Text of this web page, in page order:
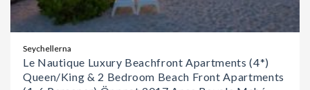
Seychellerna
Le Nautique Luxury Beachfront Apartments (4*)
Queen/King & 2 Bedroom Beach Front Apartments